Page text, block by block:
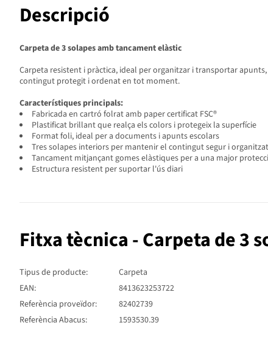
Descripció
Carpeta de 3 solapes amb tancament elàstic
Carpeta resistent i pràctica, ideal per organitzar i transportar
contingut protegit i ordenat en tot moment.
Característiques principals:
Fabricada en cartró folrat amb paper certificat FSC®
Plastificat brillant que realça els colors i protegeix la superfície
Format foli, ideal per a documents i apunts escolars
Tres solapes interiors per mantenir el contingut segur i organitzat
Tancament mitjançant gomes elàstiques per a una major
Estructura resistent per suportar l'ús diari
Fitxa tècnica - Carpeta de 3
Tipus de producte:
Carpeta
EAN:
8413623253722
Referència proveïdor:
82402739
Referència Abacus:
1593530.39